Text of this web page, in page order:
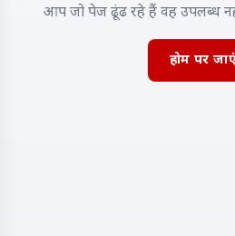
आप जो पेज ढूंढ रहे हैं वह उपलब्ध
होम पर